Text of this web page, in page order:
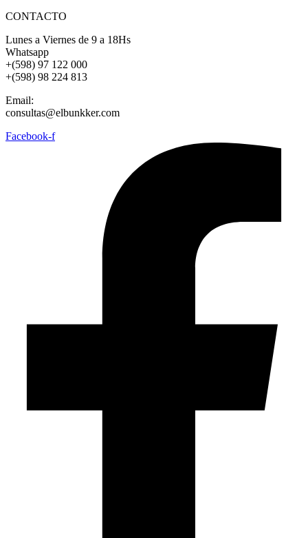
CONTACTO
Lunes a Viernes de 9 a 18Hs
Whatsapp
+(598) 97 122 000
+(598) 98 224 813
Email:
consultas@elbunkker.com
Facebook-f